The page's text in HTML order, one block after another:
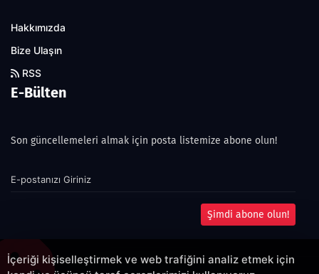
Hakkımızda
Bize Ulaşın
RSS
E-Bülten
Son güncellemeleri almak için posta listemize abone olun!
Şimdi abone olun!
İçeriği kişiselleştirmek ve web trafiğini analiz etmek için